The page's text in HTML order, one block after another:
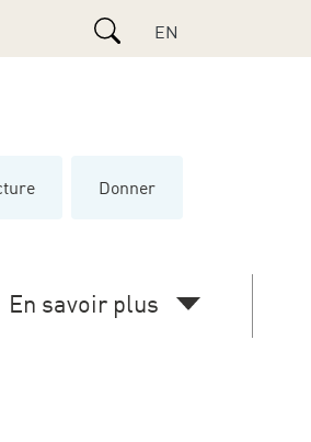
EN
Donner
En savoir plus